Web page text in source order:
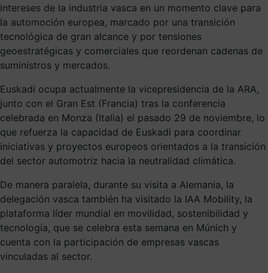
intereses de la industria vasca en un momento clave para
la automoción europea, marcado por una transición
tecnológica de gran alcance y por tensiones
geoestratégicas y comerciales que reordenan cadenas de
suministros y mercados.
Euskadi ocupa actualmente la vicepresidencia de la ARA,
junto con el Gran Est (Francia) tras la conferencia
celebrada en Monza (Italia) el pasado 29 de noviembre, lo
que refuerza la capacidad de Euskadi para coordinar
iniciativas y proyectos europeos orientados a la transición
del sector automotriz hacia la neutralidad climática.
De manera paralela, durante su visita a Alemania, la
delegación vasca también ha visitado la IAA Mobility, la
plataforma líder mundial en movilidad, sostenibilidad y
tecnología, que se celebra esta semana en Múnich y
cuenta con la participación de empresas vascas
vinculadas al sector.